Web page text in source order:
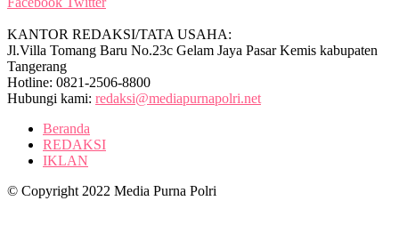
KANTOR REDAKSI/TATA USAHA:
Jl.Villa Tomang Baru No.23c Gelam Jaya Pasar Kemis kabupaten
Tangerang
Hotline: 0821-2506-8800
Hubungi kami: redaksi@mediapurnapolri.net
Beranda
REDAKSI
IKLAN
© Copyright 2022 Media Purna Polri